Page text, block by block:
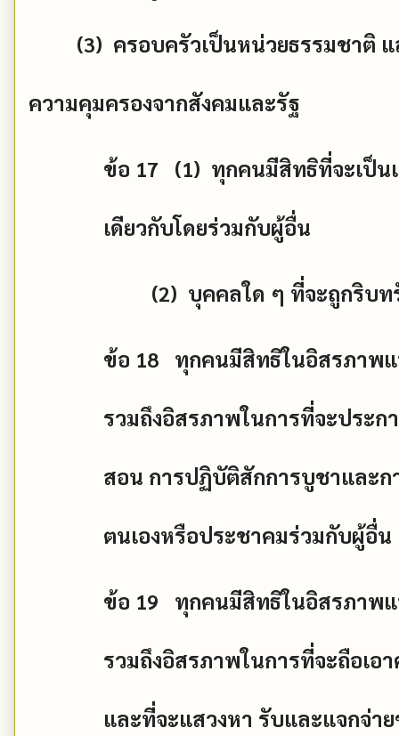
(3) ครอบครัวเป็นหน่วยธรรมชาติ
ความคุมครองจากสังคมและรัฐ
ข้อ 17 (1) ทุกคนมีสิทธิที่จะเป็น
เดียวกับโดยร่วมกับผู้อื่น
(2) บุคคลใด ๆ ที่จะถูกริบ
ข้อ 18 ทุกคนมีสิทธิในอิสรภาพ
รวมถึงอิสรภาพในการที่จะประก
สอน การปฏิบัติสักการบูชาและก
ตนเองหรือประชาคมร่วมกับผู้อื่
ข้อ 19 ทุกคนมีสิทธิในอิสรภาพ
รวมถึงอิสรภาพในการที่จะถือเอ
และที่จะแสวงหา รับและแจกจ่า